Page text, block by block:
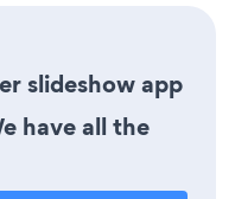
slideshow app
have all the